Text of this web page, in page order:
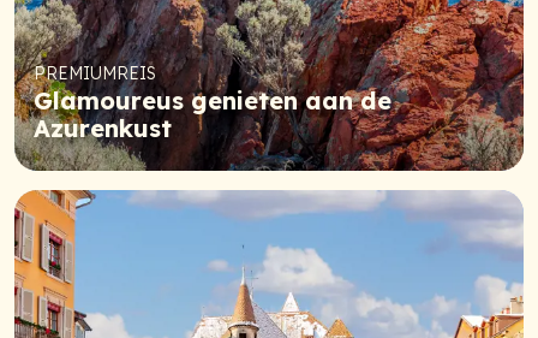
PREMIUMREIS
Glamoureus genieten aan de
Azurenkust